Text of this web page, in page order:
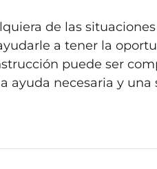
de las
a tener la
puede ser
ayuda necesaria y